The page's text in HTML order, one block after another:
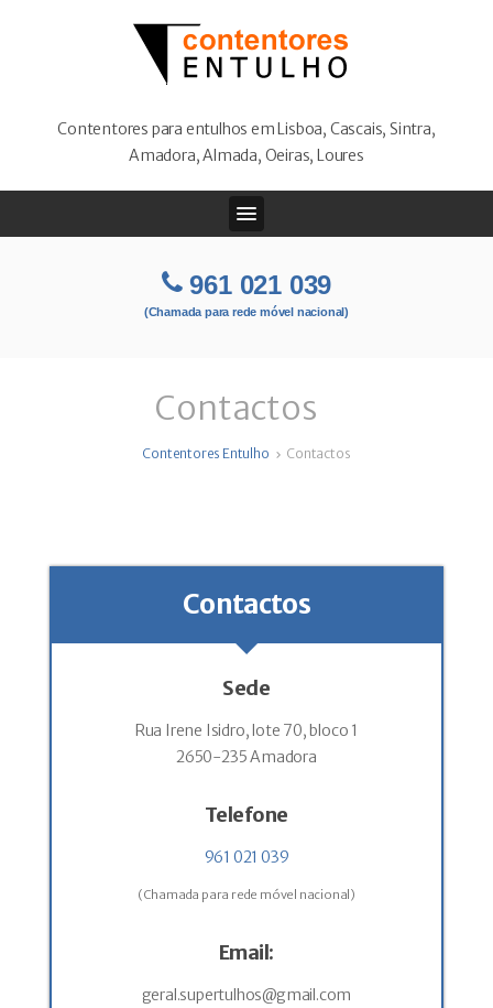
Contentores para entulhos em Lisboa, Cascais, Sintra,
Amadora, Almada, Oeiras, Loures
961 021 039
(Chamada para rede móvel nacional)
Contactos
Contentores Entulho Contactos
Contactos
Sede
Rua Irene Isidro, lote 70, bloco 1
2650-235 Amadora
Telefone
961 021 039
(Chamada para rede móvel nacional)
Email:
geral.supertulhos@gmail.com